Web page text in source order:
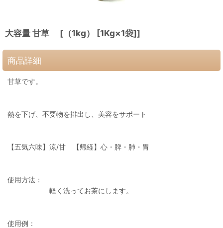
大容量 甘草 [（1kg） [1Kg×1袋]]
商品詳細
甘草です。
熱を下げ、不要物を排出し、美容をサポート
【五気六味】涼/甘 【帰経】心・脾・肺・胃
使用方法：
軽く洗ってお茶にします。
使用例：